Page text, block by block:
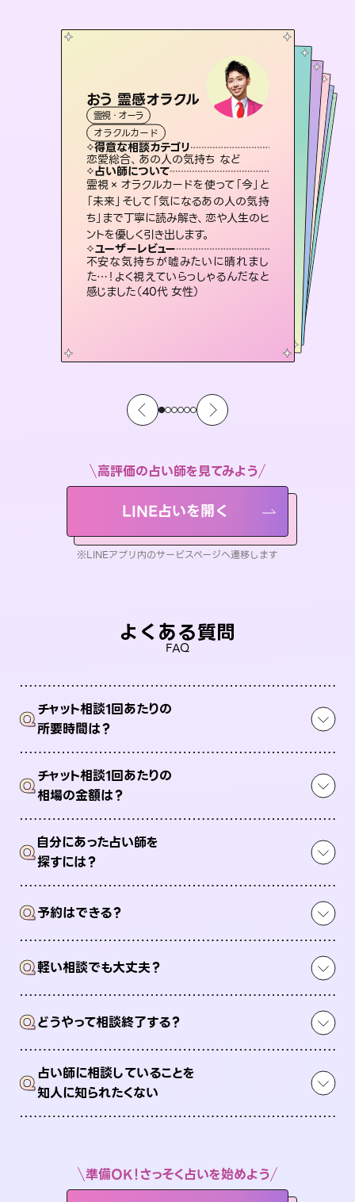
おう 霊感オラクル
霊視・オーラ
オラクルカード
得意な相談カテゴリ
恋愛総合、あの人の気持ち など
占い師について
霊視×オラクルカードを使って「今」と
「未来」そして「気になるあの人の気持
ち」まで丁寧に読み解き、恋や人生のヒ
ントを優しく引き出します。
ユーザーレビュー
不安な気持ちが嘘みたいに晴れまし
た…！よく視えていらっしゃるんだなと
感じました（40代 女性）
彗望（すいぼう）
霊視・オーラ
スピリチュアル・リーディング
得意な相談カテゴリ
片想い、あの人の気持ち、復縁 など
占い師について
3,700年以上の歴史を持つ東洋最古の
占術「易占」で詳細まで占い、幸せへ向
かう道筋を示します。厳しい結果にも具
体的な対策をお伝えします。
ユーザーレビュー
複雑な背景もしっかり聞いて鑑定して
いただけました。気持ちが楽になりまし
た（50代 女性）
アイリス -iris-
西洋占星術
ルーン
得意な相談カテゴリ
恋愛総合、片想い、二人の未来 など
占い師について
復縁、恋愛、不倫の行方、同性愛や片
思い、仕事関係や借金問題まで知りた
いことや心の負担になっていることを
紐解き、背中をそっと押して導きます。
ユーザーレビュー
安心感のあり、言い切ってくれる所や濁
さない鑑定のおかげで、毎回自分の気
持ちを整えられます（30代 男性）
とうげんみう
霊視・オーラ
スピリチュアル・リーディング
得意な相談カテゴリ
片想い、あの人の気持ち、復縁 など
占い師について
恋愛のお悩みの中でも特に「曖昧な関係」の相談を得意としており、友達以上恋人未満なお相手との今後や本音を丁寧に読み解き恋愛成就へと導きます。
ユーザーレビュー
鑑定していただいてアドバイス通りに行
動すると仲が復活してきました。ありが
とうございました（40代 女性）
未来視師＊花
スピリチュアル・リーディング
得意な相談カテゴリ
出逢い、片想い、復縁 など
占い師について
未来には何パターンもの選択肢があり
ます。不安で視えにくくなっているあな
たの素敵な未来を見つけ、その未来を
選択できるようアドバイスします。
ユーザーレビュー
職場の人の性質や人間関係、本心など
本当によく視えていてびっくり。対策が
打てて前向きになれます（40代）
霊視・オーラ タロット
スピリチュアル・リーディング
得意な相談カテゴリ
片想い、二人の未来、年の差 など
占い師について
連絡再開、復縁、成就などの報告実績
多数。セラピストとして2万超の施術経
験があるからこそできる鑑定で、より良
い未来をサポートします。
ユーザーレビュー
とても心温まる鑑定でした。しかもこち
らは何も言っていないのに視えていらっ
しゃるんだなと驚きです（30代女性）
高評価の占い師を見てみよう
LINE占いを開く
※LINEアプリ内のサービスページへ遷移します
よくある質問
FAQ
Qチャット相談1回あたりの
所要時間は？
Qチャット相談1回あたりの
相場の金額は？
Q自分にあった占い師を
探すには？
Q予約はできる？
Q軽い相談でも大丈夫？
Qどうやって相談終了する？
Q占い師に相談していることを
知人に知られたくない
準備OK！さっそく占いを始めよう